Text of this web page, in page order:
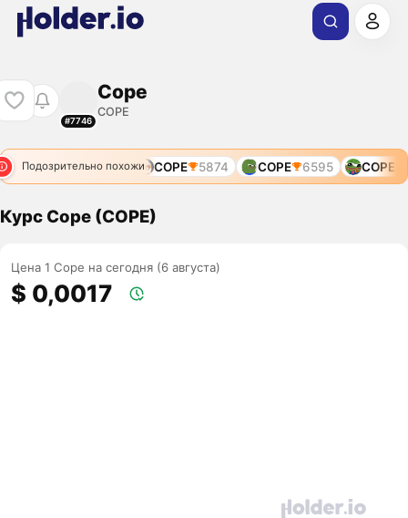
#7746
Cope
COPE
Подозрительно похожиCOPE 5874 COPE 6595 COPE
Курс Cope (COPE)
Цена 1 Cope на сегодня (6 августа)
$ 0,0017